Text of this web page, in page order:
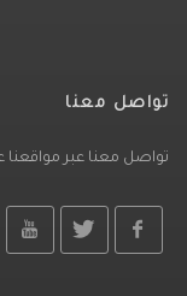
تواصل معنا
تواصل معنا عبر مواقعنا